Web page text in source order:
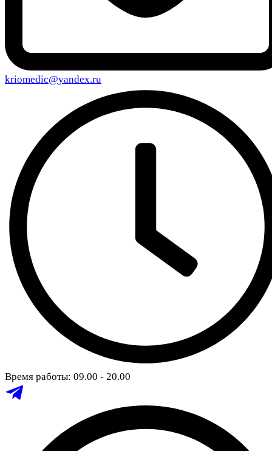
kriomedic@yandex.ru
Время работы: 09.00 - 20.00